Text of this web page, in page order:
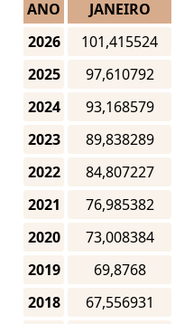
ANO JANEIRO
2026
101,415524
2025
97,610792
2024
93,168579
2023
89,838289
2022
84,807227
2021
76,985382
2020
73,008384
2019
69,8768
2018
67,556931